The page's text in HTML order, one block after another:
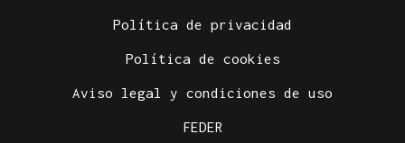
Política de privacidad
Política de cookies
Aviso legal y condiciones de uso
FEDER